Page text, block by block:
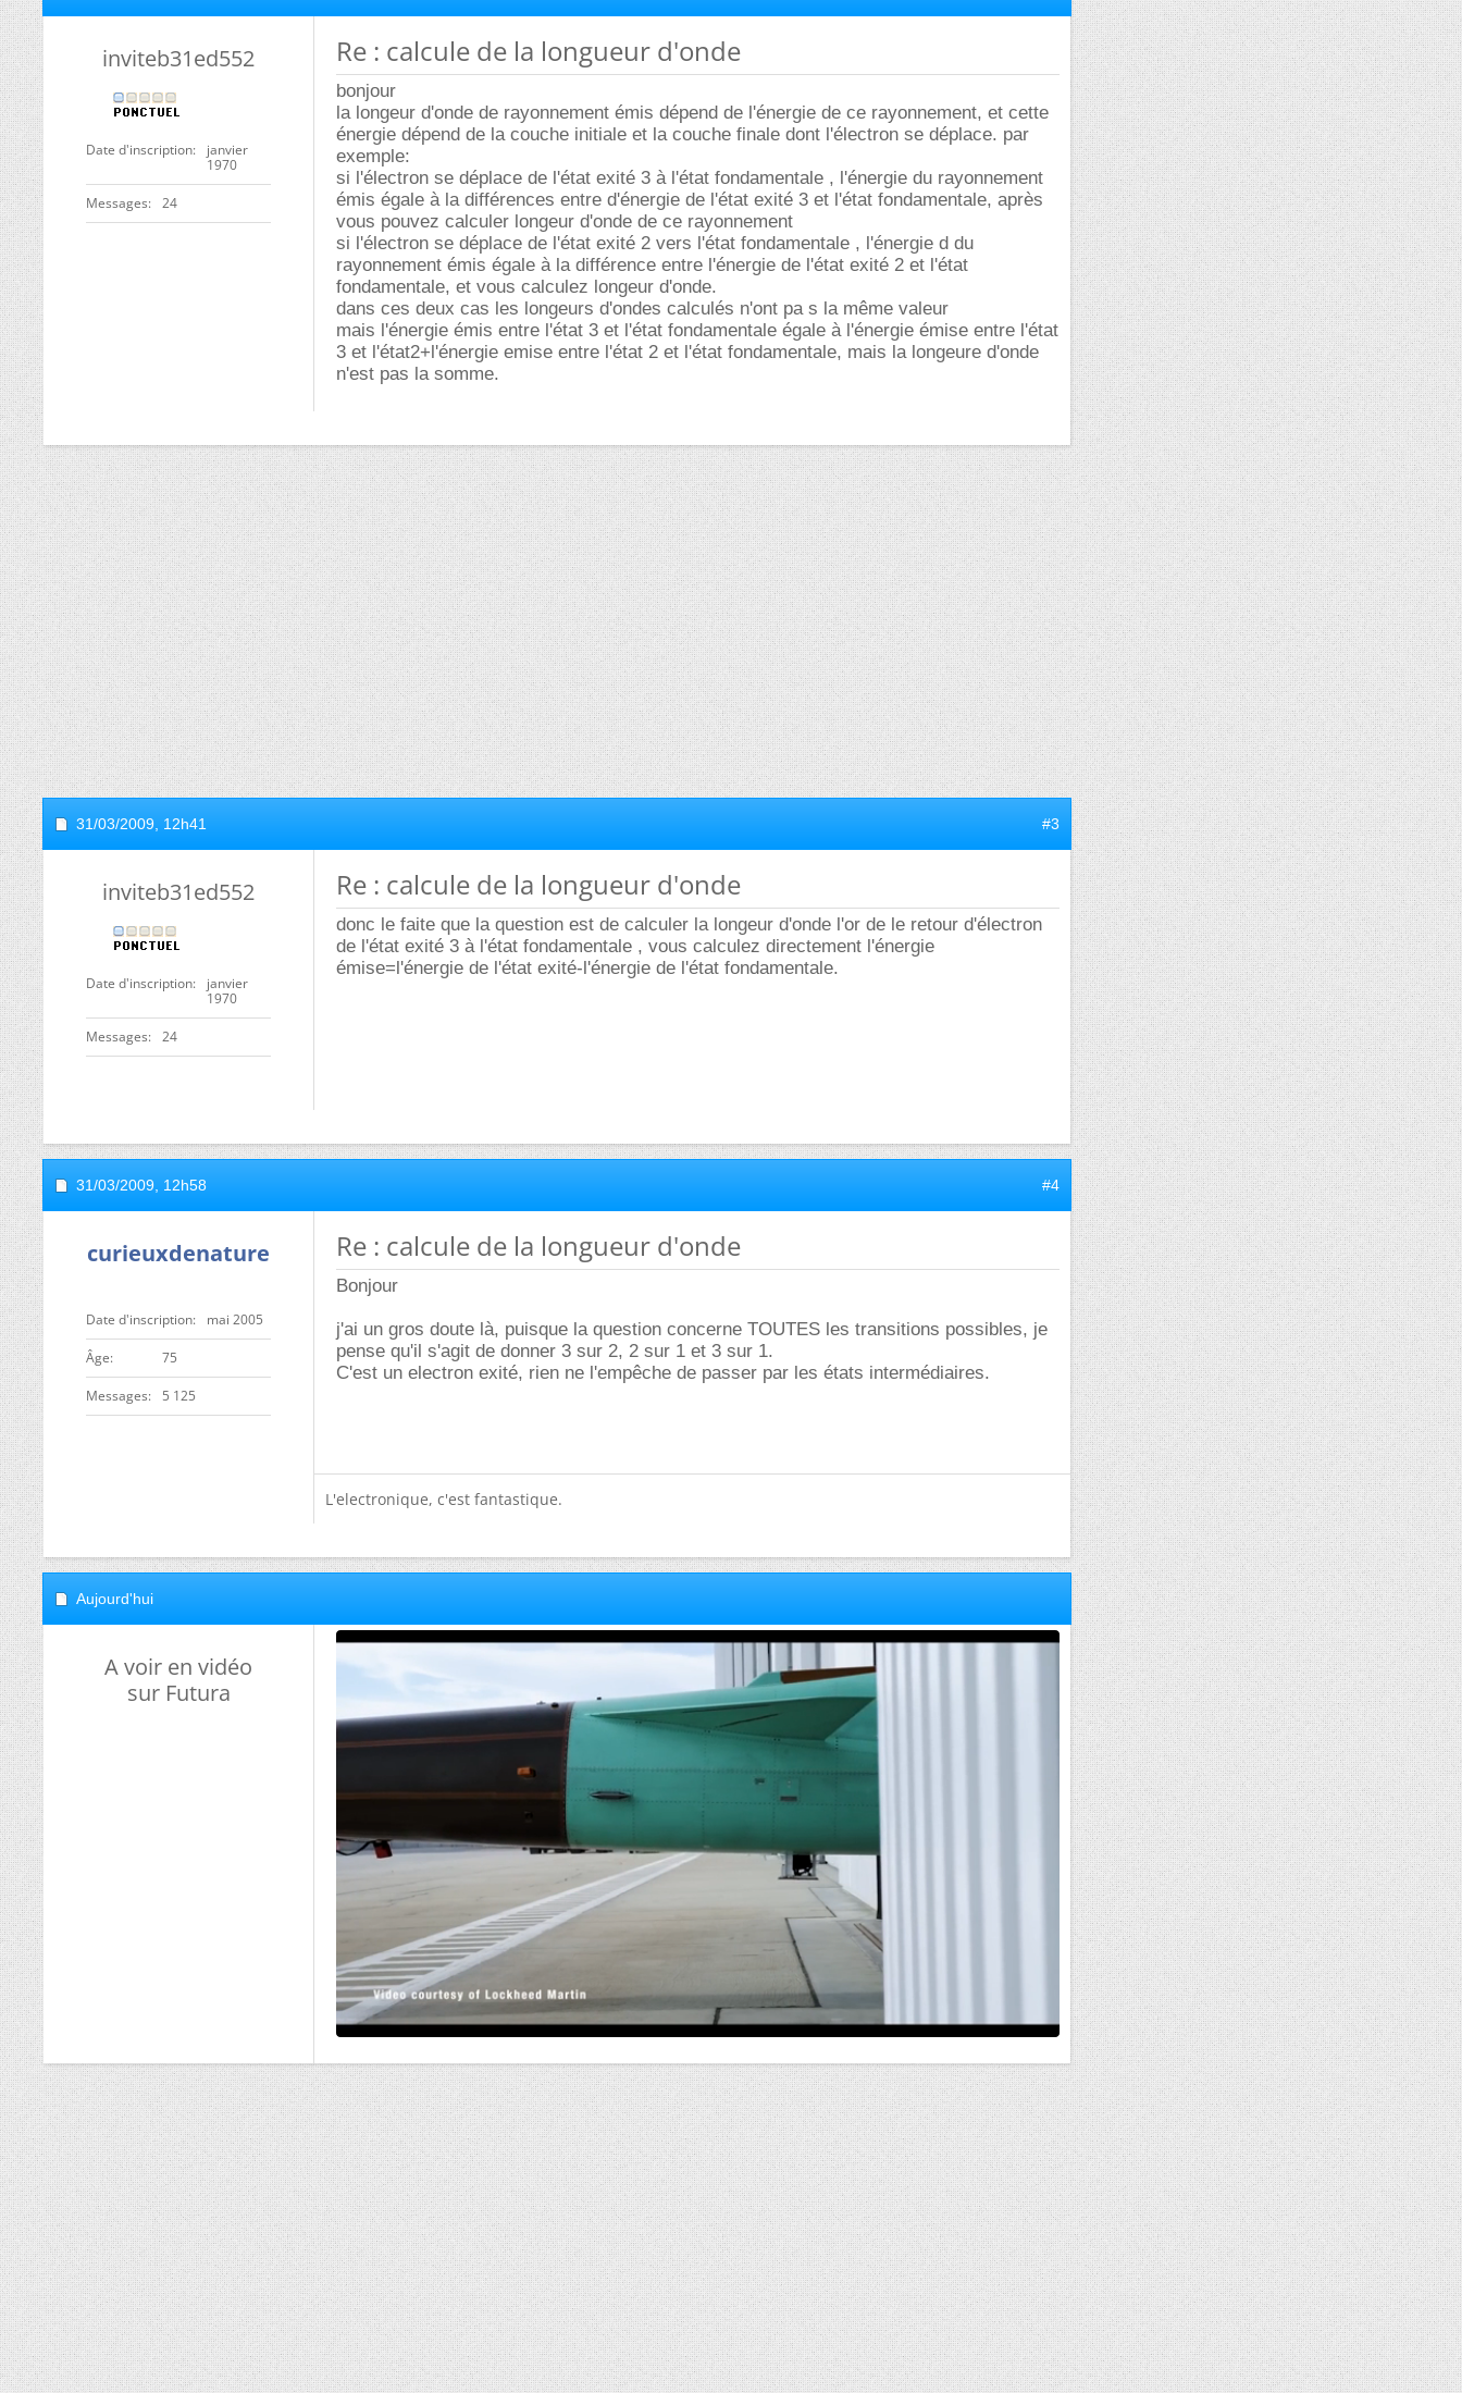
inviteb31ed552
Date d'inscription
janvier
1970
Messages 24
Re : calcule de la longueur d'onde
bonjour
la longeur d'onde de rayonnement émis dépend de l'énergie de ce rayonnement, et cette
énergie dépend de la couche initiale et la couche finale dont l'électron se déplace. par
exemple:
si l'électron se déplace de l'état exité 3 à l'état fondamentale , l'énergie du rayonnement
émis égale à la différences entre d'énergie de l'état exité 3 et l'état fondamentale, après
vous pouvez calculer longeur d'onde de ce rayonnement
si l'électron se déplace de l'état exité 2 vers l'état fondamentale , l'énergie d du
rayonnement émis égale à la différence entre l'énergie de l'état exité 2 et l'état
fondamentale, et vous calculez longeur d'onde.
dans ces deux cas les longeurs d'ondes calculés n'ont pa s la même valeur
mais l'énergie émis entre l'état 3 et l'état fondamentale égale à l'énergie émise entre l'état
3 et l'état2+l'énergie emise entre l'état 2 et l'état fondamentale, mais la longeure d'onde
n'est pas la somme.
31/03/2009, 12h41 #3
inviteb31ed552
Date d'inscription
janvier
1970
Messages 24
Re : calcule de la longueur d'onde
donc le faite que la question est de calculer la longeur d'onde l'or de le retour d'électron
de l'état exité 3 à l'état fondamentale , vous calculez directement l'énergie
émise=l'énergie de l'état exité-l'énergie de l'état fondamentale.
31/03/2009, 12h58 #4
curieuxdenature
Date d'inscription mai 2005
ge 75
Messages 5 125
Re : calcule de la longueur d'onde
Bonjour
j'ai un gros doute là, puisque la question concerne TOUTES les transitions possibles, je
pense qu'il s'agit de donner 3 sur 2, 2 sur 1 et 3 sur 1.
C'est un electron exité, rien ne l'empêche de passer par les états intermédiaires.
L'electronique, c'est fantastique.
Aujourd'hui
A voir en vidéo
sur Futura